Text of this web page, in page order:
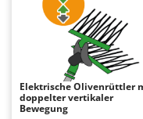
Alu-Teleskopleitern
Anbaubagger
Aschesauger
Astkettensägen -
AL-KO
ALA 2000
Alpina
Ama
Elektrische Olivenrüttler
doppelter vertikaler
Bewegung